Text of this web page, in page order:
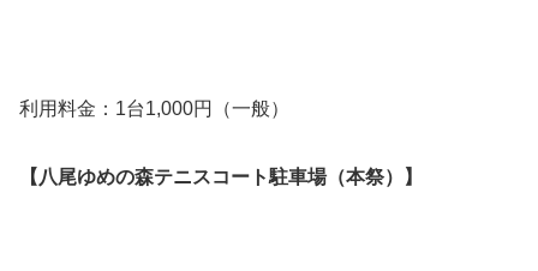
利用料金：1台1,000円（一般）
【八尾ゆめの森テニスコート駐車場（本祭）】